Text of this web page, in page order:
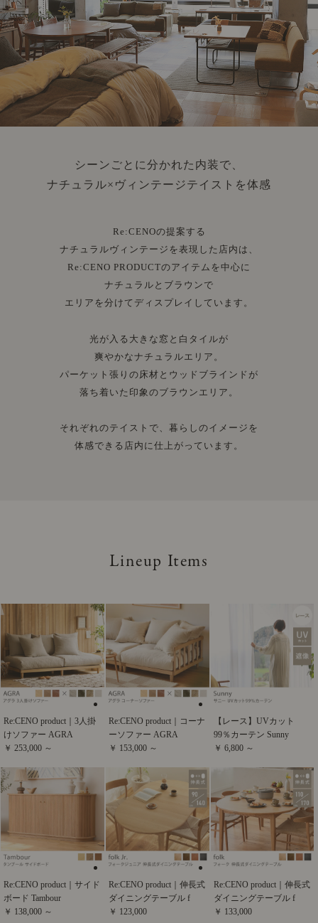
シーンごとに分かれた内装で、
ナチュラル×ヴィンテージテイストを体感
Re:CENOの提案する
ナチュラルヴィンテージを表現した店内は、
Re:CENO PRODUCTのアイテムを中心に
ナチュラルとブラウンで
エリアを分けてディスプレイしています。
光が入る大きな窓と白タイルが
爽やかなナチュラルエリア。
パーケット張りの床材とウッドブラインドが
落ち着いた印象のブラウンエリア。
それぞれのテイストで、暮らしのイメージを
体感できる店内に仕上がっています。
Lineup Items
Re:CENO product｜3人掛
けソファー AGRA
￥ 253,000 ～
Re:CENO product｜コーナ
ーソファー AGRA
￥ 153,000 ～
【レース】UVカット
99％カーテン Sunny
￥ 6,800 ～
Re:CENO product｜サイド
ボード Tambour
￥ 138,000 ～
Re:CENO product｜伸長式
ダイニングテーブル f
￥ 123,000
Re:CENO product｜伸長式
ダイニングテーブル f
￥ 133,000